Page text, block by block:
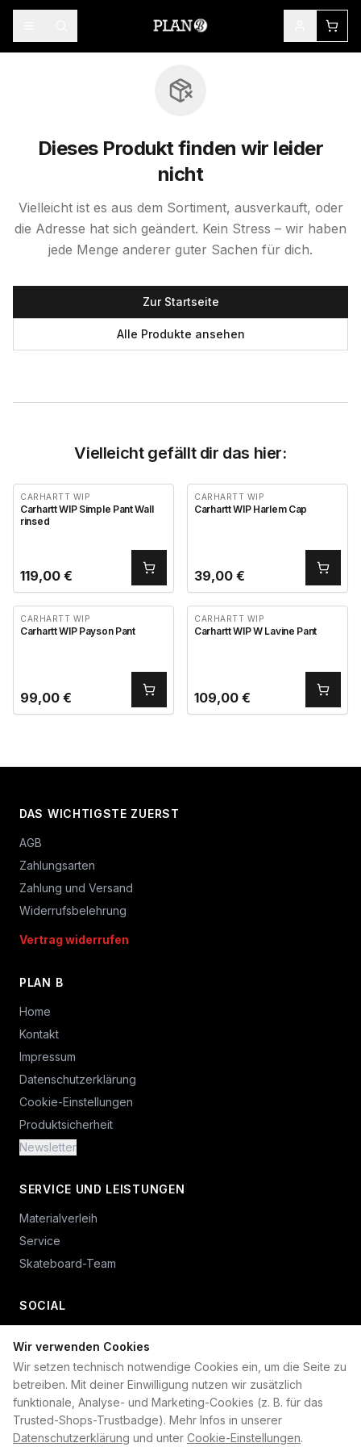
Wir verwenden Cookies
Wir setzen technisch notwendige Cookies ein, um die Seite zu
betreiben. Mit deiner Einwilligung nutzen wir zusätzlich
funktionale, Analyse- und Marketing-Cookies (z. B. für das
Trusted-Shops-Trustbadge). Mehr Infos in unserer
Datenschutzerklärung und unter Cookie-Einstellungen.
Dieses Produkt finden wir leider
nicht
Vielleicht ist es aus dem Sortiment, ausverkauft, oder
die Adresse hat sich geändert. Kein Stress – wir haben
jede Menge anderer guter Sachen für dich.
Zur Startseite
Alle Produkte ansehen
Vielleicht gefällt dir das hier:
CARHARTT WIP
Carhartt WIP Simple Pant Wall
rinsed
119,00 €
CARHARTT WIP
Carhartt WIP Harlem Cap
39,00 €
CARHARTT WIP
Carhartt WIP Payson Pant
99,00 €
CARHARTT WIP
Carhartt WIP W Lavine Pant
109,00 €
DAS WICHTIGSTE ZUERST
AGB
Zahlungsarten
Zahlung und Versand
Widerrufsbelehrung
Vertrag widerrufen
PLAN B
Home
Kontakt
Impressum
Datenschutzerklärung
Cookie-Einstellungen
Produktsicherheit
Newsletter
SERVICE UND LEISTUNGEN
Materialverleih
Service
Skateboard-Team
SOCIAL
+49 234 687 00 38
shop@plan-b-funsport.de
Sichere Zahlung mit: